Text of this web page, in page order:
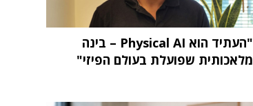
"העתיד הוא Physical AI – בינה
מלאכותית שפועלת בעולם הפיזי"